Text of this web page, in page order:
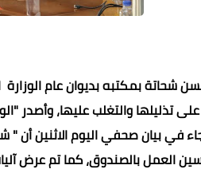
شحاتة بمكتبه بديوان عام
تذليلها والتغلب عليها، وأصدر
في بيان صحفي اليوم الاثنين أن
العمل بالصندوق، كما تم عرض